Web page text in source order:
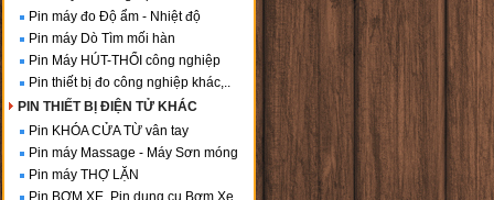
Pin máy đo Độ ẩm - Nhiệt độ
Pin máy Dò Tìm mối hàn
Pin Máy HÚT-THỔI công nghiệp
Pin thiết bị đo công nghiệp khác,..
PIN THIẾT BỊ ĐIỆN TỬ KHÁC
Pin KHÓA CỬA TỪ vân tay
Pin máy Massage - Máy Sơn móng
Pin máy THỢ LẶN
Pin BƠM XE, Pin dụng cụ Bơm Xe